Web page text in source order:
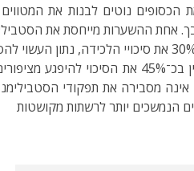
הכסופים נוטים לבנות את
אחת ההשערות מייחסת את
עוד נמצא שהסטבילימנטה מקטין
מסבירה את תפקודי
הנמשכים יותר לרשתות מקושטות